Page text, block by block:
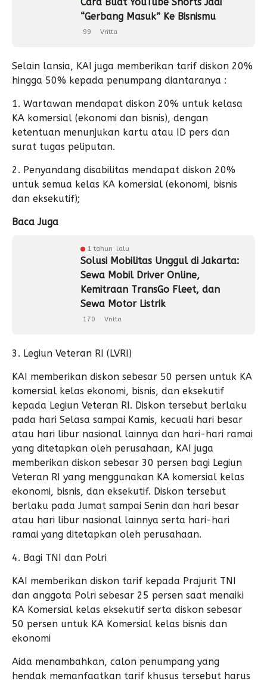
“Gerbang Masuk” Ke Bisnismu
99 Vritta
Selain lansia, KAI juga memberikan tarif diskon 20%
hingga 50% kepada penumpang diantaranya :
1. Wartawan mendapat diskon 20% untuk kelasa
KA komersial (ekonomi dan bisnis), dengan
ketentuan menunjukan kartu atau ID pers dan
surat tugas peliputan.
2. Penyandang disabilitas mendapat diskon 20%
untuk semua kelas KA komersial (ekonomi, bisnis
dan eksekutif);
Baca Juga
1 tahun lalu
Solusi Mobilitas Unggul di Jakarta:
Sewa Mobil Driver Online,
Kemitraan TransGo Fleet, dan
Sewa Motor Listrik
170 Vritta
3. Legiun Veteran RI (LVRI)
KAI memberikan diskon sebesar 50 persen untuk KA
komersial kelas ekonomi, bisnis, dan eksekutif
kepada Legiun Veteran RI. Diskon tersebut berlaku
pada hari Selasa sampai Kamis, kecuali hari besar
atau hari libur nasional lainnya dan hari-hari ramai
yang ditetapkan oleh perusahaan, KAI juga
memberikan diskon sebesar 30 persen bagi Legiun
Veteran RI yang menggunakan KA komersial kelas
ekonomi, bisnis, dan eksekutif. Diskon tersebut
berlaku pada Jumat sampai Senin dan hari besar
atau hari libur nasional lainnya serta hari-hari
ramai yang ditetapkan oleh perusahaan.
4. Bagi TNI dan Polri
KAI memberikan diskon tarif kepada Prajurit TNI
dan anggota Polri sebesar 25 persen saat menaiki
KA Komersial kelas eksekutif serta diskon sebesar
50 persen untuk KA Komersial kelas bisnis dan
ekonomi
Aida menambahkan, calon penumpang yang
hendak memanfaatkan tarif khusus tersebut harus